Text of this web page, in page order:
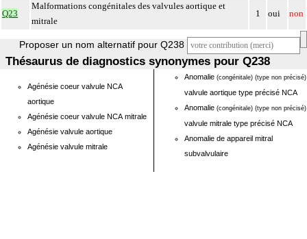
Q23
Malformations congénitales des valvules aortique et
mitrale
1 oui non
Proposer un nom alternatif pour Q238
Thésaurus de diagnostics synonymes pour Q238
Agénésie coeur valvule NCA
aortique
Agénésie coeur valvule NCA mitrale
Agénésie valvule aortique
Agénésie valvule mitrale
Anomalie (congénitale) (type non précisé)
valvule aortique type précisé NCA
Anomalie (congénitale) (type non précisé)
valvule mitrale type précisé NCA
Anomalie de appareil mitral
subvalvulaire